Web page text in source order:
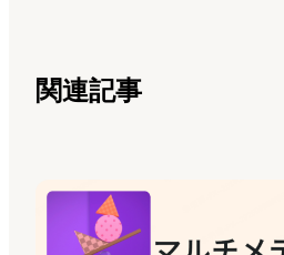
関連記事